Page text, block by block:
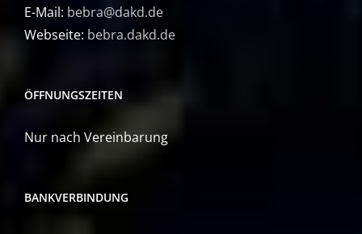
E-Mail: bebra@dakd.de
Webseite: bebra.dakd.de
ÖFFNUNGSZEITEN
Nur nach Vereinbarung
BANKVERBINDUNG